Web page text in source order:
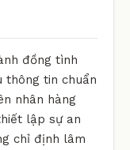
đồng tình
thông tin chuẩn
nhân hàng
lập sự an
chỉ định lâm